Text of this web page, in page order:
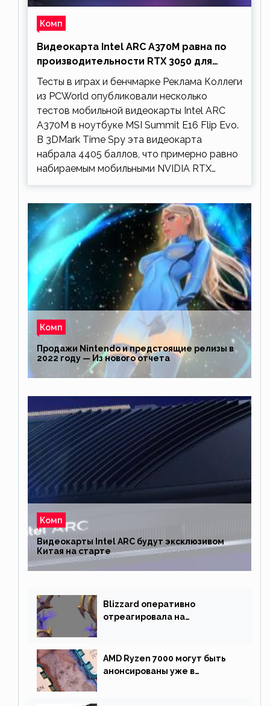
Комп
Видеокарта Intel ARC A370M равна по
производительности RTX 3050 для
ноутбуков
Тесты в играх и бенчмарке Реклама Коллеги
из PCWorld опубликовали несколько
тестов мобильной видеокарты Intel ARC
A370M в ноутбуке MSI Summit E16 Flip Evo.
В 3DMark Time Spy эта видеокарта
набрала 4405 баллов, что примерно равно
набираемым мобильными NVIDIA RTX…
Комп
Продажи Nintendo и предстоящие релизы в
2022 году — Из нового отчета
Комп
Видеокарты Intel ARC будут эксклюзивом
Китая на старте
Blizzard оперативно
отреагировала на
AMD Ryzen 7000 могут быть
анонсированы уже в